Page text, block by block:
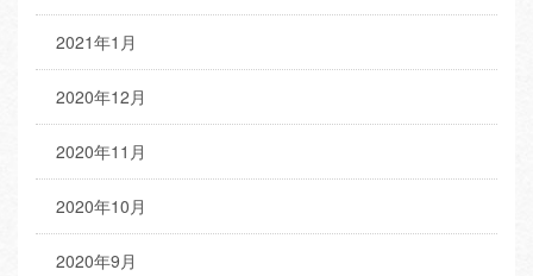
2021年1月
2020年12月
2020年11月
2020年10月
2020年9月